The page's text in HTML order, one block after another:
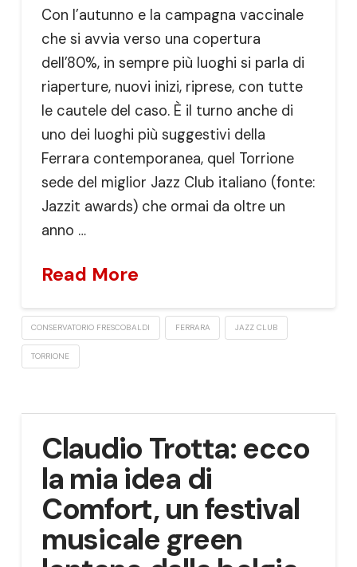
Con l’autunno e la campagna vaccinale
che si avvia verso una copertura
dell’80%, in sempre più luoghi si parla di
riaperture, nuovi inizi, riprese, con tutte
le cautele del caso. È il turno anche di
uno dei luoghi più suggestivi della
Ferrara contemporanea, quel Torrione
sede del miglior Jazz Club italiano (fonte:
Jazzit awards) che ormai da oltre un
anno …
Read More
CONSERVATORIO FRESCOBALDI FERRARA JAZZ CLUB
TORRIONE
Claudio Trotta: ecco
la mia idea di
Comfort, un festival
musicale green